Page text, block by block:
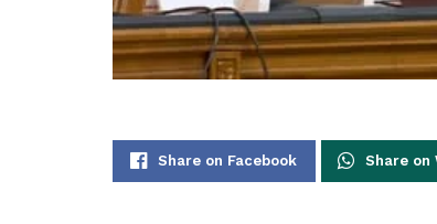
Share on Facebook Share on